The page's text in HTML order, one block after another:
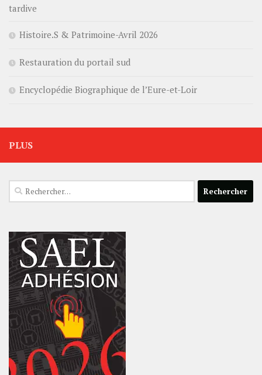
tardive
Histoire.S & Patrimoine-Avril 2026
Restauration du portail sud
Encyclopédie Biographique de l’Eure-et-Loir
PLUS
Rechercher :